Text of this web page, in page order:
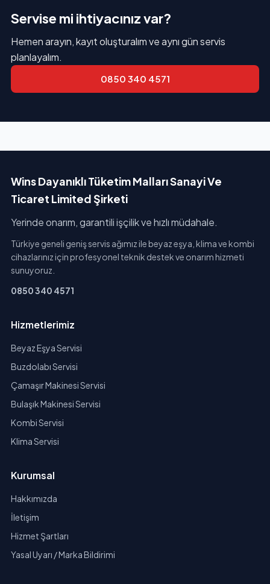
Servise mi ihtiyacınız var?
Hemen arayın, kayıt oluşturalım ve aynı gün servis
planlayalım.
0850 340 4571
Wins Dayanıklı Tüketim Malları Sanayi Ve
Ticaret Limited Şirketi
Yerinde onarım, garantili işçilik ve hızlı müdahale.
Türkiye geneli geniş servis ağımız ile beyaz eşya, klima ve kombi
cihazlarınız için profesyonel teknik destek ve onarım hizmeti
sunuyoruz.
0850 340 4571
Hizmetlerimiz
Beyaz Eşya Servisi
Buzdolabı Servisi
Çamaşır Makinesi Servisi
Bulaşık Makinesi Servisi
Kombi Servisi
Klima Servisi
Kurumsal
Hakkımızda
İletişim
Hizmet Şartları
Yasal Uyarı / Marka Bildirimi